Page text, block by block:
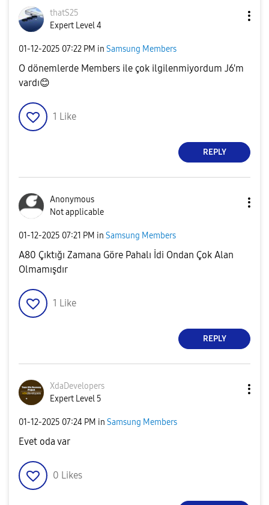
thatS25
Expert Level 4
‎01-12-2025 07:22 PM in Samsung Members
O dönemlerde Members ile çok ilgilenmiyordum J6'm
vardı😊
1 Like
REPLY
Anonymous
Not applicable
‎01-12-2025 07:21 PM in Samsung Members
A80 Çıktığı Zamana Göre Pahalı İdi Ondan Çok Alan
Olmamışdır
1 Like
REPLY
XdaDevelopers
Expert Level 5
‎01-12-2025 07:24 PM in Samsung Members
Evet oda var
0 Likes